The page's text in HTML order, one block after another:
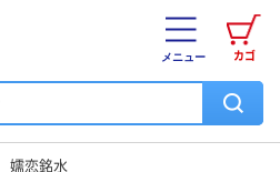
カゴ
メニュー
嬬恋銘水